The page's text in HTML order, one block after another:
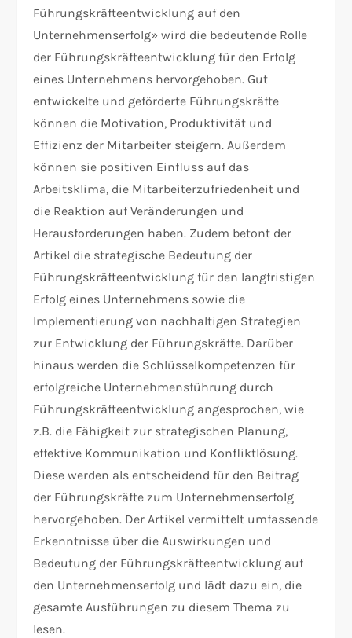
Führungskräfteentwicklung auf den
Unternehmenserfolg» wird die bedeutende Rolle
der Führungskräfteentwicklung für den Erfolg
eines Unternehmens hervorgehoben. Gut
entwickelte und geförderte Führungskräfte
können die Motivation, Produktivität und
Effizienz der Mitarbeiter steigern. Außerdem
können sie positiven Einfluss auf das
Arbeitsklima, die Mitarbeiterzufriedenheit und
die Reaktion auf Veränderungen und
Herausforderungen haben. Zudem betont der
Artikel die strategische Bedeutung der
Führungskräfteentwicklung für den langfristigen
Erfolg eines Unternehmens sowie die
Implementierung von nachhaltigen Strategien
zur Entwicklung der Führungskräfte. Darüber
hinaus werden die Schlüsselkompetenzen für
erfolgreiche Unternehmensführung durch
Führungskräfteentwicklung angesprochen, wie
z.B. die Fähigkeit zur strategischen Planung,
effektive Kommunikation und Konfliktlösung.
Diese werden als entscheidend für den Beitrag
der Führungskräfte zum Unternehmenserfolg
hervorgehoben. Der Artikel vermittelt umfassende
Erkenntnisse über die Auswirkungen und
Bedeutung der Führungskräfteentwicklung auf
den Unternehmenserfolg und lädt dazu ein, die
gesamte Ausführungen zu diesem Thema zu
lesen.